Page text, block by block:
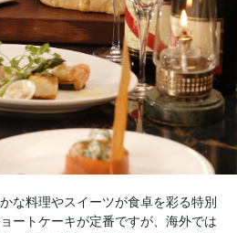
な料理やスイーツが食卓を彩る特別
ートケーキが定番ですが、海外では